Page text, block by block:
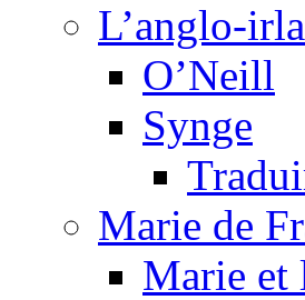
L’anglo-
O’Neill
Synge
Marie de
Marie et